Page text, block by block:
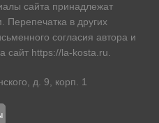
сайта принадлежат
Перепечатка в других
согласия автора и
сайт https://la-kosta.ru
д. 9, корп. 1